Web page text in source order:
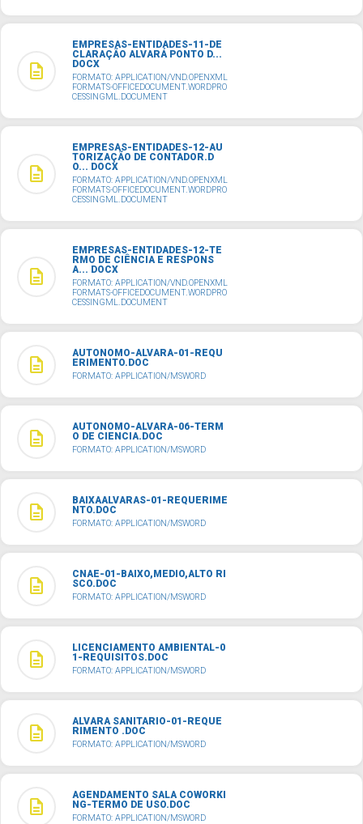
description
EMPRESAS-ENTIDADES-11-DE
CLARAÇÃO ALVARÁ PONTO D...
DOCX
FORMATO: APPLICATION/VND.OPENXML
FORMATS-OFFICEDOCUMENT.WORDPRO
CESSINGML.DOCUMENT
description
EMPRESAS-ENTIDADES-12-AU
TORIZAÇÃO DE CONTADOR.D
O... DOCX
FORMATO: APPLICATION/VND.OPENXML
FORMATS-OFFICEDOCUMENT.WORDPRO
CESSINGML.DOCUMENT
description
EMPRESAS-ENTIDADES-12-TE
RMO DE CIÊNCIA E RESPONS
A... DOCX
FORMATO: APPLICATION/VND.OPENXML
FORMATS-OFFICEDOCUMENT.WORDPRO
CESSINGML.DOCUMENT
description
AUTONOMO-ALVARA-01-REQU
ERIMENTO.DOC
FORMATO: APPLICATION/MSWORD
description
AUTONOMO-ALVARA-06-TERM
O DE CIENCIA.DOC
FORMATO: APPLICATION/MSWORD
description
BAIXAALVARAS-01-REQUERIME
NTO.DOC
FORMATO: APPLICATION/MSWORD
description
CNAE-01-BAIXO,MEDIO,ALTO RI
SCO.DOC
FORMATO: APPLICATION/MSWORD
description
LICENCIAMENTO AMBIENTAL-0
1-REQUISITOS.DOC
FORMATO: APPLICATION/MSWORD
description
ALVARA SANITARIO-01-REQUE
RIMENTO .DOC
FORMATO: APPLICATION/MSWORD
description
AGENDAMENTO SALA COWORKI
NG-TERMO DE USO.DOC
FORMATO: APPLICATION/MSWORD